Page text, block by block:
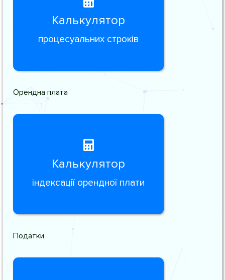
Калькулятор
процесуальних строків
Орендна плата
Калькулятор
індексації орендної плати
Податки